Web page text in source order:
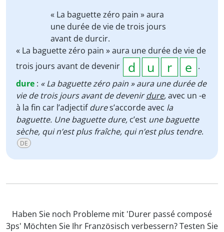
« La baguette zéro pain » aura
une durée de vie de trois jours
avant de durcir.
« La baguette zéro pain » aura une durée de vie de
trois jours avant de devenir
.
dure : « La baguette zéro pain » aura une durée de
vie de trois jours avant de devenirdure,avec un -e
à la fin car l’adjectifdures’accorde avec la
baguette. Une baguette dure, c’est une baguette
sèche, qui n’est plus fraîche, qui n’est plus tendre.
DE
Haben Sie noch Probleme mit 'Durer passé composé
3ps' Möchten Sie Ihr Französisch verbessern? Testen Sie